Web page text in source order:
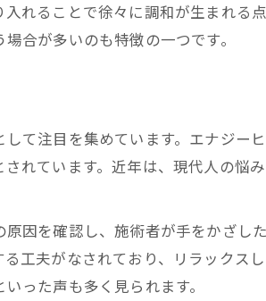
東京都で人気のエネルギーワーク
ヒーリングで作る心地よい自分時
東京都でリラクゼーションを得る
エナジーで日常を豊かにするヒー
ヒーリングが導く深いリラックス体
れることで徐々に調和が生まれる
合が多いのも特徴の一つです。
て注目を集めています。エナジー
れています。近年は、現代人の悩
因を確認し、施術者が手をかざし
工夫がなされており、リラックス
った声も多く見られます。